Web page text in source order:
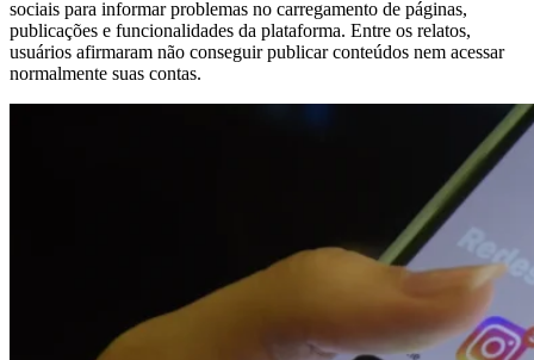
sociais para informar problemas no carregamento de páginas,
publicações e funcionalidades da plataforma. Entre os relatos,
usuários afirmaram não conseguir publicar conteúdos nem acessar
normalmente suas contas.